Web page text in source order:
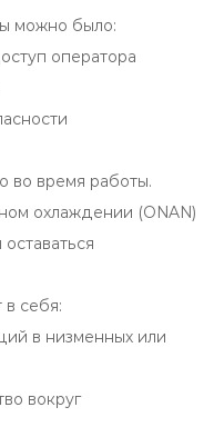
можно было:
оператора
во время работы.
охлаждении (ONAN)
себя:
в низменных или
вокруг